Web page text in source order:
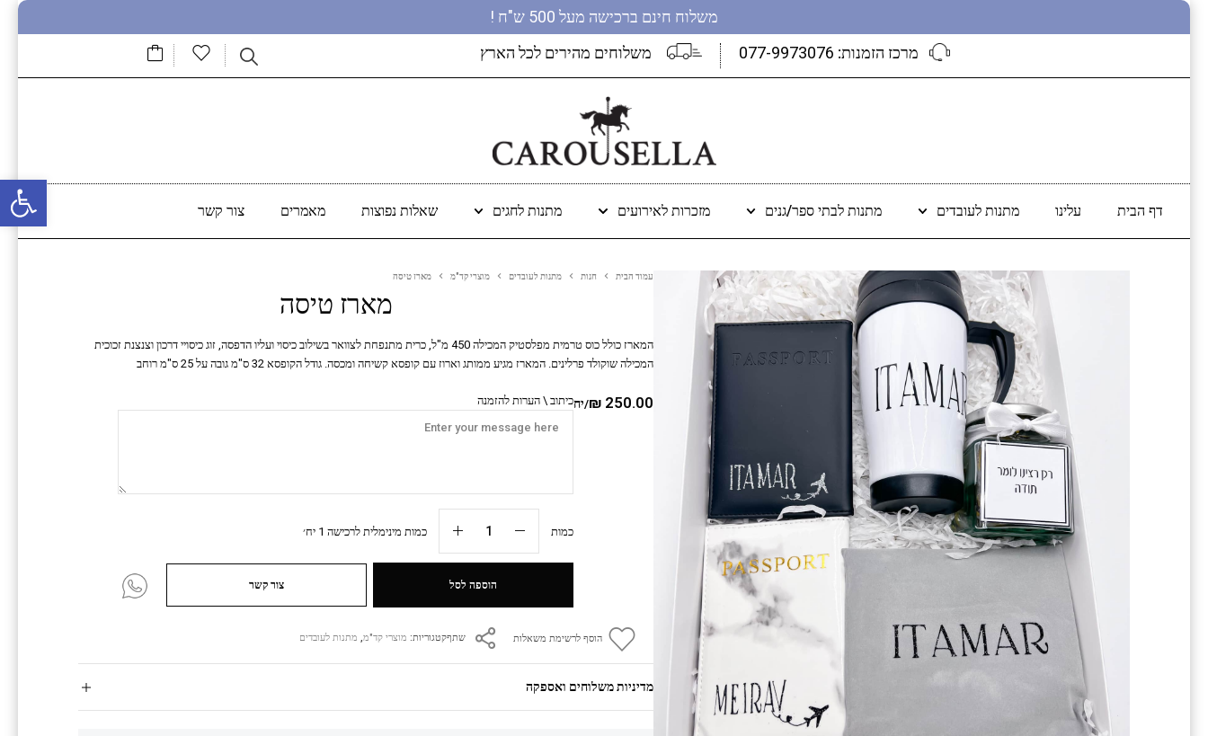
פתח סרגל נגישות
משלוח חינם ברכישה מעל 500 ש"ח !
מרכז הזמנות: 077-9973076 משלוחים מהירים לכל הארץ
דף הבית עלינו מתנות לעובדים מתנות לבתי ספר/גנים מזכרות לאירועים מתנות לחגים שאלות נפוצות מאמרים צור קשר
עמוד הבית חנות מתנות לעובדים מוצרי קד"מ מארז טיסה
מארז טיסה
₪ 250.00 /יחכיתוב \ הערות להזמנה
כמות כמות מינימלית לרכישה 1 יח׳
הוספה לסל צור קשר
הוסף לרשימת משאלות שתףקטגוריות: מוצרי קד"מ, מתנות לעובדים
המארז כולל כוס טרמית מפלסטיק המכילה 450 מ"ל, כרית מתנפחת לצוואר בשילוב כיסוי ועליו הדפסה, זוג כיסויי דרכון וצנצנת זכוכית
המכילה שוקולד פרלינים. המארז מגיע ממותג וארוז עם קופסא קשיחה ומכסה. גודל הקופסא 32 ס"מ גובה על 25 ס"מ רוחב
מדיניות משלוחים ואספקה